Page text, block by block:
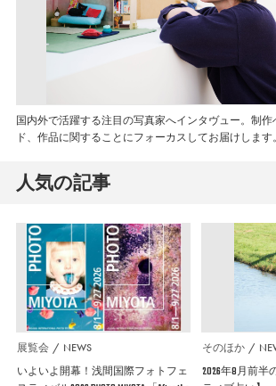
国内外で活躍する注目の写真家へインタヴュー。制
ド、作品に関することにフォーカスしてお届けします。
人気の記事
展覧会 NEWS
いよいよ開幕！浅間国際フォトフェ
そのほか
2026年8月前半